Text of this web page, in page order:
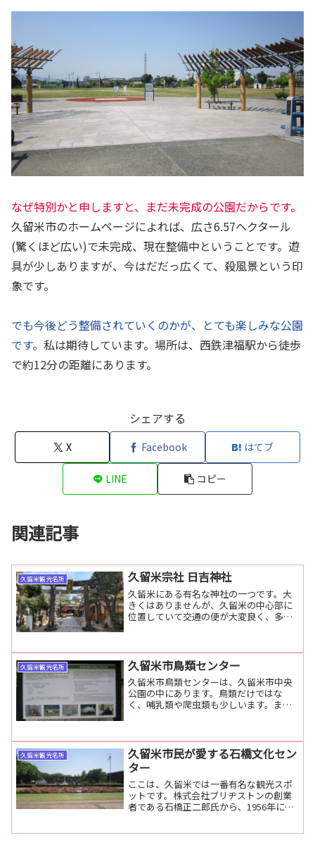
なぜ特別かと申しますと、まだ未完成の公園だからです。
久留米市のホームページによれば、広さ6.57ヘクタール
(驚くほど広い)で未完成、現在整備中ということです。遊
具が少しありますが、今はだだっ広くて、殺風景という印
象です。
でも今後どう整備されていくのかが、とても楽しみな公園
です。 私は期待しています。場所は、西鉄津福駅から徒歩
で約12分の距離にあります。
シェアする
X Facebook はてブ
LINE コピー
関連記事
久留米観光名所 久留米宗社 日吉神社
久留米にある有名な神社の一つです。大
きくはありませんが、久留米の中心部に
位置していて交通の便が大変良く、多く
久留米観光名所 久留米市鳥類センター
久留米市鳥類センターは、久留米市中央
公園の中にあります。鳥類だけではな
く、哺乳類や爬虫類も少しいます。また
久留米観光名所
久留米市民が愛する石橋文化セン
ター
ここは、久留米では一番有名な観光スポ
ットです。株式会社ブリヂストンの創業
者である石橋正二郎氏から、1956年に久